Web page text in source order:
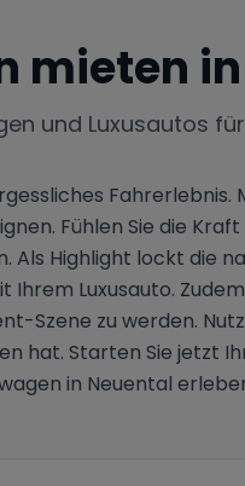
mieten in
und Luxusautos
Fühlen Sie die
Highlight lockt die
Luxusauto.
Szene zu werden.
hat. Starten Sie
in Neuental